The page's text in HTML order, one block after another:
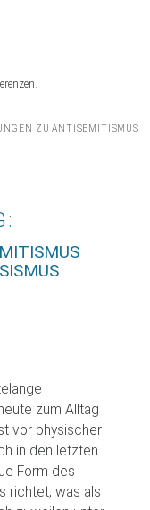
ZU ANTISEMITISMUS
zum Alltag
vor physischer
in den letzten
Form des
richtet, was als